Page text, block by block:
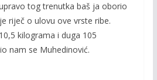
tog trenutka baš ja oborio
riječ o ulovu ove vrste ribe.
kilograma i duga 105
nam se Muhedinović.